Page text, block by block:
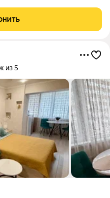
Планировка:
из 5